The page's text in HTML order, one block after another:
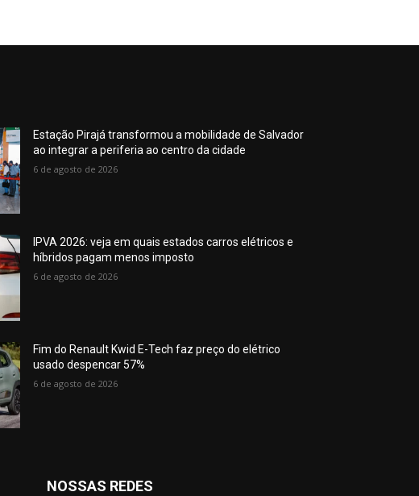
Estação Pirajá transformou a mobilidade de Salvador
ao integrar a periferia ao centro da cidade
6 de agosto de 2026
IPVA 2026: veja em quais estados carros elétricos e
híbridos pagam menos imposto
6 de agosto de 2026
Fim do Renault Kwid E-Tech faz preço do elétrico
usado despencar 57%
6 de agosto de 2026
NOSSAS REDES